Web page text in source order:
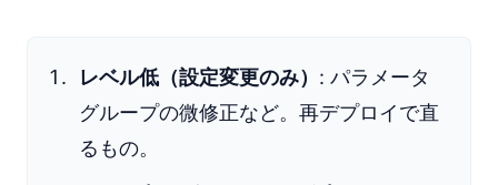
レベル低（設定変更のみ） : パラメータ
グループの微修正など。再デプロイで直
るもの。